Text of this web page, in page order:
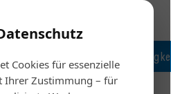
Cookies für essenzielle
Ihrer Zustimmung – für